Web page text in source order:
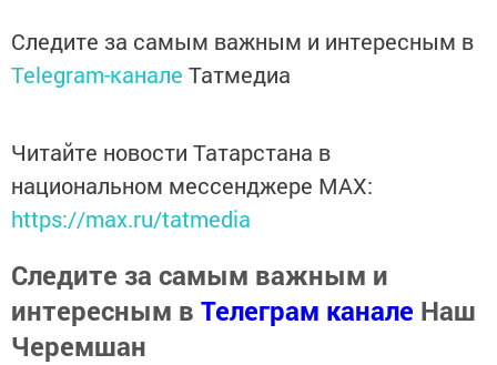
Следите за самым важным и интересным в
Telegram-канале Татмедиа
Читайте новости Татарстана в
национальном мессенджере MАХ:
https://max.ru/tatmedia
Следите за самым важным и
интересным в Телеграм канале Наш
Черемшан